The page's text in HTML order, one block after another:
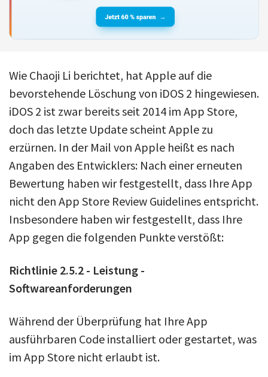
Wie Chaoji Li berichtet, hat Apple auf die
bevorstehende Löschung von iDOS 2 hingewiesen.
iDOS 2 ist zwar bereits seit 2014 im App Store,
doch das letzte Update scheint Apple zu
erzürnen. In der Mail von Apple heißt es nach
Angaben des Entwicklers: Nach einer erneuten
Bewertung haben wir festgestellt, dass Ihre App
nicht den App Store Review Guidelines entspricht.
Insbesondere haben wir festgestellt, dass Ihre
App gegen die folgenden Punkte verstößt:
Richtlinie 2.5.2 - Leistung -
Softwareanforderungen
Während der Überprüfung hat Ihre App
ausführbaren Code installiert oder gestartet, was
im App Store nicht erlaubt ist.